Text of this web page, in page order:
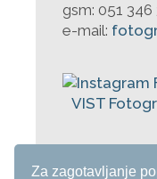
Za zagotavljanje
gsm: 051 346
e-mail: